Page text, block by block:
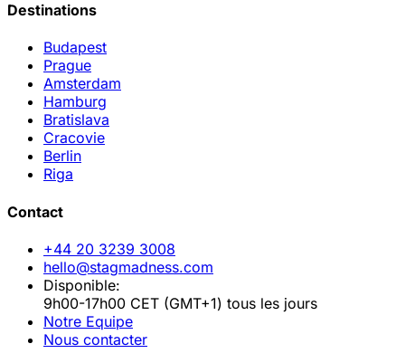
Destinations
Budapest
Prague
Amsterdam
Hamburg
Bratislava
Cracovie
Berlin
Riga
Contact
+44 20 3239 3008
hello@stagmadness.com
Disponible:
9h00-17h00 CET (GMT+1) tous les jours
Notre Equipe
Nous contacter